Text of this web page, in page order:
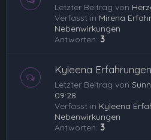
Letzter Beitrag von
Verfasst in Mirena
Nebenwirkungen
Antworten: 3
Kyleena Erfahrungen
Letzter Beitrag von
09:28
Verfasst in Kyleena
Nebenwirkungen
Antworten: 3